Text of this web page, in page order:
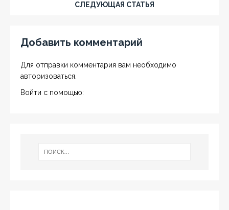
СЛЕДУЮЩАЯ СТАТЬЯ
Добавить комментарий
Для отправки комментария вам необходимо
авторизоваться
Войти с помощью: